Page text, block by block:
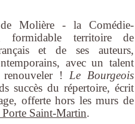
Molière - la Comédie-
territoire de
et de ses auteurs,
avec un talent
! Le Bourgeois
succès du répertoire, écrit
offerte hors les murs de
Porte Saint-Martin.